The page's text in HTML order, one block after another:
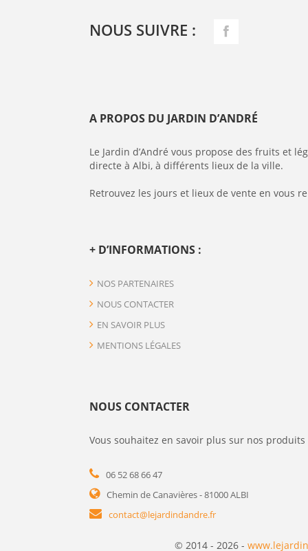
NOUS SUIVRE :
A PROPOS DU JARDIN D’ANDRÉ
Le Jardin d’André vous propose des fruits et
directe à Albi, à différents lieux de la ville.
Retrouvez les jours et lieux de vente en vous
+ D’INFORMATIONS :
NOS PARTENAIRES
NOUS CONTACTER
EN SAVOIR PLUS
MENTIONS LÉGALES
NOUS CONTACTER
Vous souhaitez en savoir plus sur nos
06 52 68 66 47
Chemin de Canavières - 81000 ALBI
contact@lejardindandre.fr
© 2014 - 2026 -